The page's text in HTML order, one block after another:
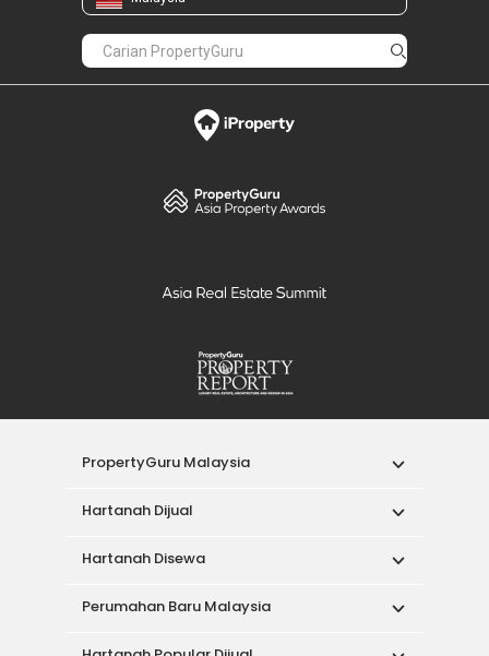
PropertyGuru Malaysia
Hartanah Dijual
Hartanah Disewa
Perumahan Baru Malaysia